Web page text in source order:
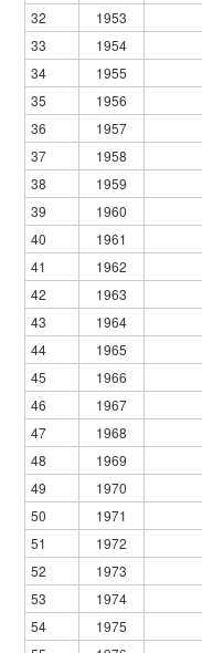
32
1953
33
1954
34
1955
35
1956
36
1957
37
1958
38
1959
39
1960
40
1961
41
1962
42
1963
43
1964
44
1965
45
1966
46
1967
47
1968
48
1969
49
1970
50
1971
51
1972
52
1973
53
1974
54
1975